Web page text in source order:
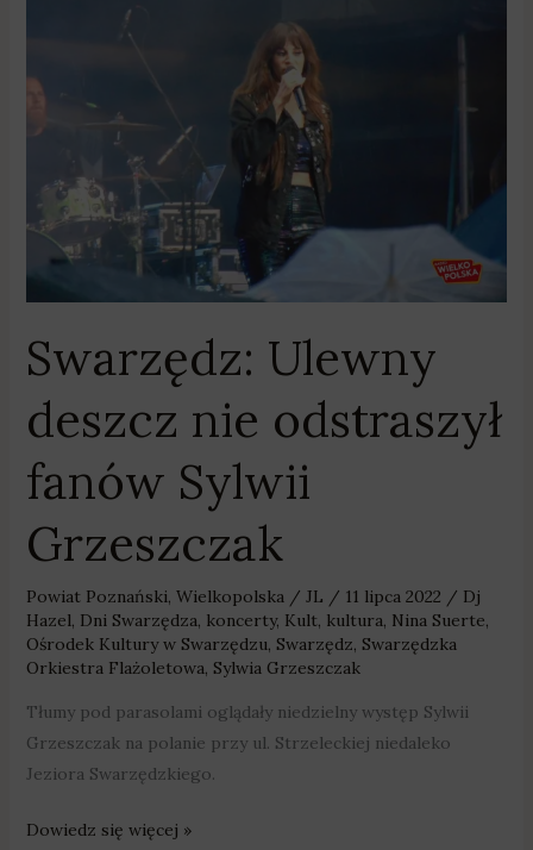
Swarzędz: Ulewny
deszcz nie odstraszył
fanów Sylwii
Grzeszczak
Powiat Poznański, Wielkopolska/ JL / 11 lipca 2022 / Dj
Hazel, Dni Swarzędza, koncerty, Kult, kultura, Nina Suerte,
Ośrodek Kultury w Swarzędzu, Swarzędz, Swarzędzka
Orkiestra Flażoletowa, Sylwia Grzeszczak
Tłumy pod parasolami oglądały niedzielny występ Sylwii
Grzeszczak na polanie przy ul. Strzeleckiej niedaleko
Jeziora Swarzędzkiego.
odstraszył
Sylwii
Dowiedz się więcej »